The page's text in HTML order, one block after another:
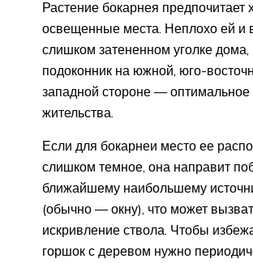
Растение бокарнея предпочитает
освещенные места. Неплохо ей и
слишком затененном уголке дома,
подоконник на южной, юго-
западной стороне — оптимальное
жительства.
Если для бокарнеи место ее
слишком темное, она направит
ближайшему наибольшему
(обычно — окну), что может
искривление ствола. Чтобы
горшок с деревом нужно